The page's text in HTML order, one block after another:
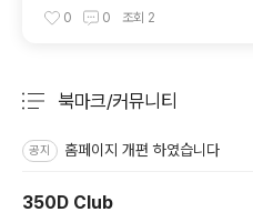
ue)
0 0 조회 2
북마크/커뮤니티
공지 홈페이지 개편 하였습니다
350D Club